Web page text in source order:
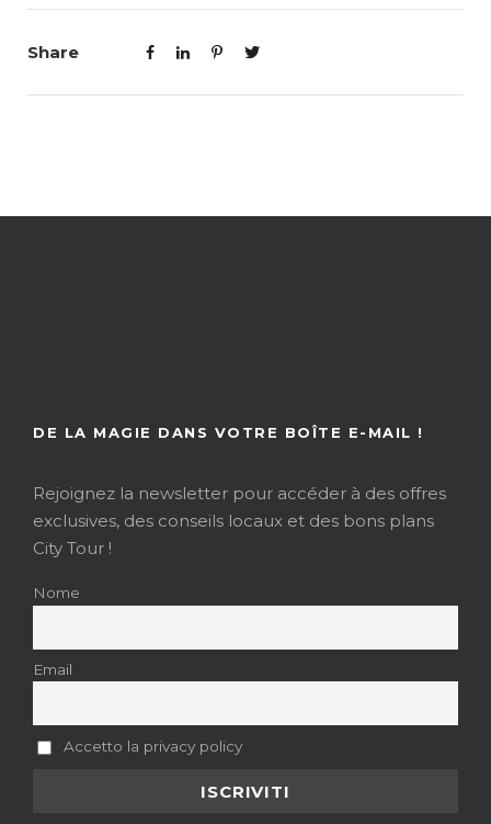
Share
DE LA MAGIE DANS VOTRE BOÎTE E-MAIL !
Rejoignez la newsletter pour accéder à des offres
exclusives, des conseils locaux et des bons plans
City Tour !
Nome
Email
Accetto la privacy policy